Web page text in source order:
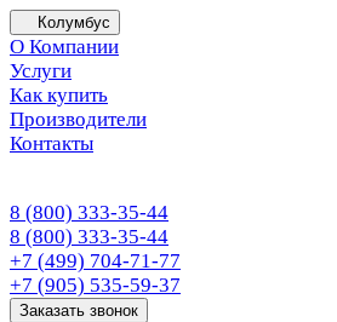
Колумбус
О Компании
Услуги
Как купить
Производители
Контакты
8 (800) 333-35-44
8 (800) 333-35-44
+7 (499) 704-71-77
+7 (905) 535-59-37
Заказать звонок